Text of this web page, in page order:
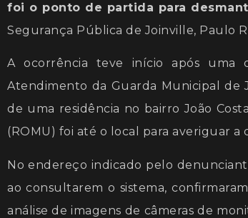
foi o ponto de partida para
Segurança Pública de Joinville, Paulo
A ocorrência teve início após uma
Atendimento da Guarda Municipal
de uma residência no bairro João
(ROMU) foi até o local para averiguar a
No endereço indicado pelo
ao consultarem o sistema,
análise de imagens de câmeras de